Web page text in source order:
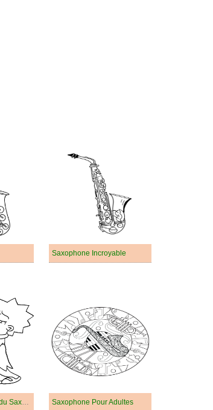
Saxophone Incroyable
Lisa Simpson Joue du Saxophone Saxophone Pour Adultes